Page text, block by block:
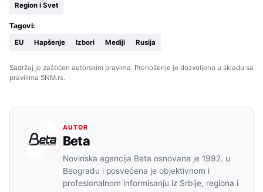
Region i Svet
Tagovi:
EU Hapšenje Izbori Mediji Rusija
Sadržaj je zaštićen autorskim pravima. Prenošenje je dozvoljeno u skladu sa
pravilima SNM.rs.
AUTOR
Beta
Novinska agencija Beta osnovana je 1992. u
Beogradu i posvećena je objektivnom i
profesionalnom informisanju iz Srbije, regiona i